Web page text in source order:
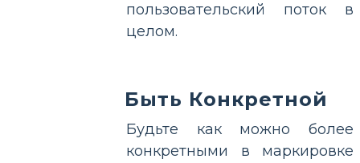
пользовательский поток в
целом.
Быть Конкретной
Будьте как можно более
конкретными в маркировке